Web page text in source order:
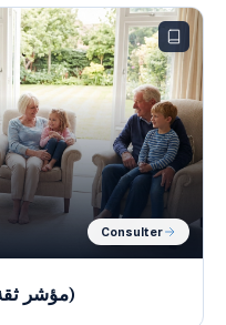
Consulter
مؤشر ثقة الأسر (الثلاثية الثانية _ 2018)